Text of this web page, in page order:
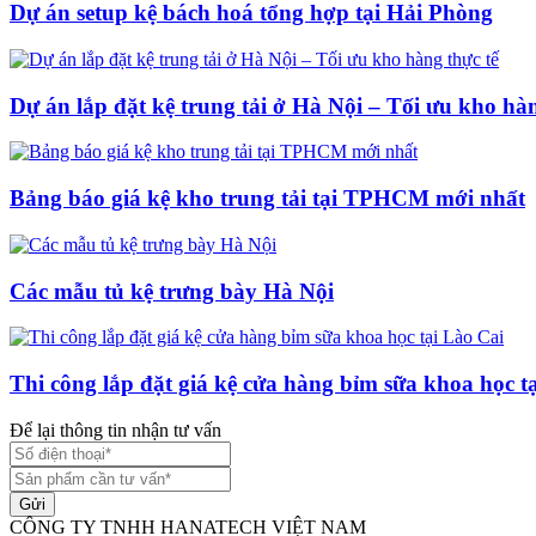
Dự án setup kệ bách hoá tổng hợp tại Hải Phòng
Dự án lắp đặt kệ trung tải ở Hà Nội – Tối ưu kho
Bảng báo giá kệ kho trung tải tại TPHCM mới nhất
Các mẫu tủ kệ trưng bày Hà Nội
Thi công lắp đặt giá kệ cửa hàng bỉm sữa khoa học
Để lại thông tin nhận tư vấn
Gửi
CÔNG TY TNHH HANATECH VIỆT NAM